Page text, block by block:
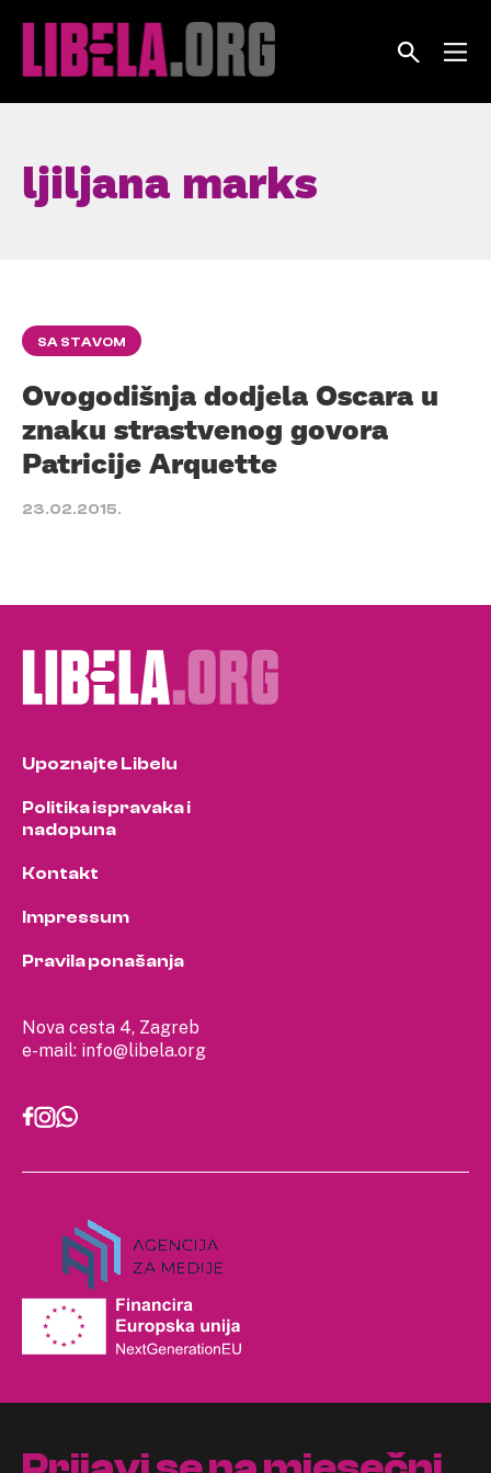
ljiljana marks
SA STAVOM
Ovogodišnja dodjela Oscara u
znaku strastvenog govora
Patricije Arquette
23.02.2015.
Nova cesta 4, Zagreb
e-mail: info@libela.org
Upoznajte Libelu
Politika ispravaka i
nadopuna
Kontakt
Impressum
Pravila ponašanja